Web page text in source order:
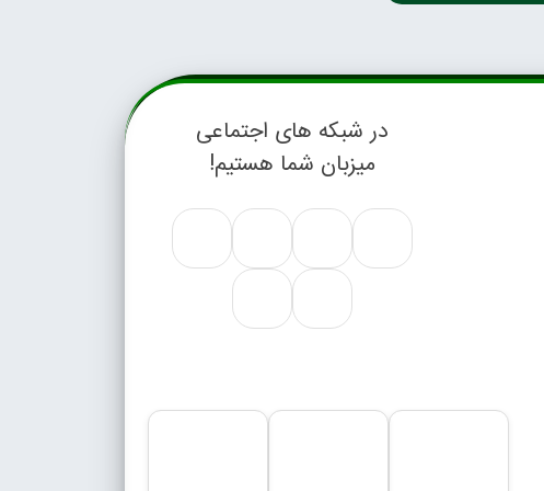
در شبکه های اجتماعی
میزبان شما هستیم!